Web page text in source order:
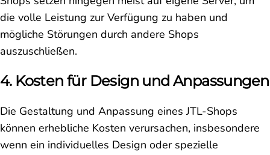
die volle Leistung zur Verfügung zu haben und
mögliche Störungen durch andere Shops
auszuschließen.
4. Kosten für Design und Anpassungen
Die Gestaltung und Anpassung eines JTL-Shops
können erhebliche Kosten verursachen, insbesondere
wenn ein individuelles Design oder spezielle